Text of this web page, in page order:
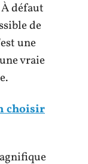
défaut
de
une
vraie
choisir